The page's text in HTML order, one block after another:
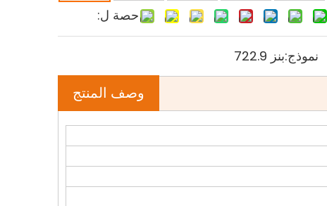
حصة ل:
نموذج:بنز 722.9
وصف المنتج